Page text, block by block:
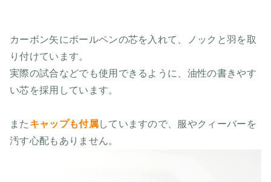
カーボン矢にボールペンの芯を入れて、ノックと羽を取
り付けています。
実際の試合などでも使用できるように、油性の書きやす
い芯を採用しています。
また キャップも付属していますので、服やクィーバーを
汚す心配もありません。